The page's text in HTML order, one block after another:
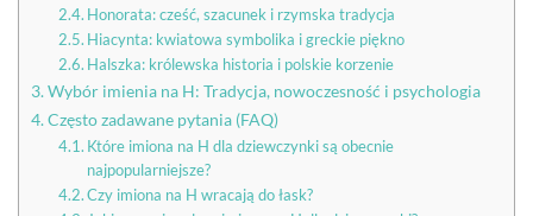
Honorata: cześć, szacunek i rzymska tradycja
Hiacynta: kwiatowa symbolika i greckie piękno
Halszka: królewska historia i polskie korzenie
Wybór imienia na H: Tradycja, nowoczesność i psychologia
Często zadawane pytania (FAQ)
Które imiona na H dla dziewczynki są obecnie
najpopularniejsze?
Czy imiona na H wracają do łask?